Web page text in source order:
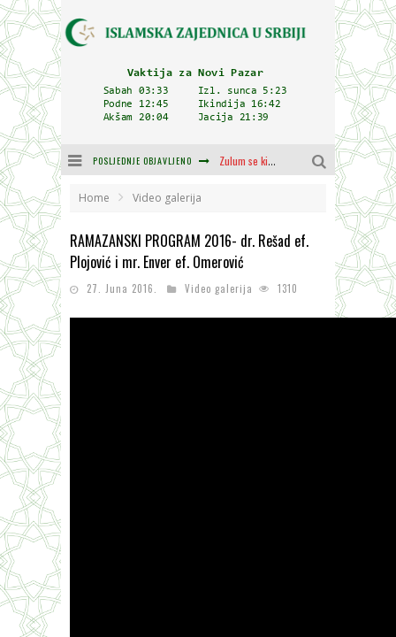
POSLJEDNJE OBJAVLJENO Zulum se kida kada je najdeblji
Home Video galerija
RAMAZANSKI PROGRAM 2016- dr. Rešad ef.
Plojović i mr. Enver ef. Omerović
27. Juna 2016. Video galerija 1310